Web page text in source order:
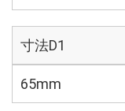
寸法D1
65mm